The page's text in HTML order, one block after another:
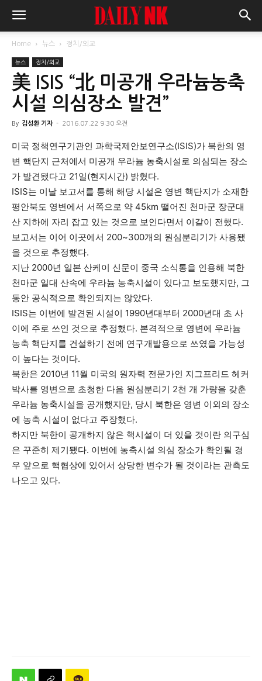
Home 뉴스 정치/외교
뉴스 정치/외교
美 ISIS “北 미공개 우라늄농축
시설 의심장소 발견”
By 김성환 기자 - 2016.07.22 9:30 오전
미국 정책연구기관인 과학국제안보연구소(ISIS)가 북한의 영
변 핵단지 근처에서 미공개 우라늄 농축시설로 의심되는 장소
가 발견됐다고 21일(현지시간) 밝혔다.
ISIS는 이날 보고서를 통해 해당 시설은 영변 핵단지가 소재한
평안북도 영변에서 서쪽으로 약 45km 떨어진 천마군 장군대
산 지하에 자리 잡고 있는 것으로 보인다면서 이같이 전했다.
보고서는 이어 이곳에서 200~300개의 원심분리기가 사용됐
을 것으로 추정했다.
지난 2000년 일본 산케이 신문이 중국 소식통을 인용해 북한
천마군 일대 산속에 우라늄 농축시설이 있다고 보도했지만, 그
동안 공식적으로 확인되지는 않았다.
ISIS는 이번에 발견된 시설이 1990년대부터 2000년대 초 사
이에 주로 쓰인 것으로 추정했다. 본격적으로 영변에 우라늄
농축 핵단지를 건설하기 전에 연구개발용으로 쓰였을 가능성
이 높다는 것이다.
북한은 2010년 11월 미국의 원자력 전문가인 지그프리드 헤커
박사를 영변으로 초청한 다음 원심분리기 2천 개 가량을 갖춘
우라늄 농축시설을 공개했지만, 당시 북한은 영변 이외의 장소
에 농축 시설이 없다고 주장했다.
하지만 북한이 공개하지 않은 핵시설이 더 있을 것이란 의구심
은 꾸준히 제기됐다. 이번에 농축시설 의심 장소가 확인될 경
우 앞으로 핵협상에 있어서 상당한 변수가 될 것이라는 관측도
나오고 있다.